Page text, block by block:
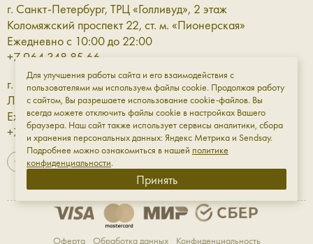
г. Санкт-Петербург, ТРЦ «Голливуд», 2 этаж
Коломяжский проспект 22, ст. м. «Пионерская»
Ежедневно с 10:00 до 22:00
+7 964 348 85 66
г. Санкт-Петербург, ТРЦ «Галерея» 3 этаж
Лиговский проспект, 30а, ст. м. «Площадь Восстания»
Ежедневно с 10:00 до 23:00
+7 961 811-18-98
Оферта Обработка данных Конфиденциальность
Для улучшения работы сайта и его взаимодействия с
пользователями мы используем файлы cookie. Продолжая работу
с сайтом, Вы разрешаете использование cookie-файлов. Вы
всегда можете отключить файлы cookie в настройках Вашего
браузера. Наш сайт также использует сервисы аналитики, сбора
и хранения персональных данных: Яндекс Метрика и Sendsay.
Подробнее можно ознакомиться в нашей политике
конфиденциальности.
Принять